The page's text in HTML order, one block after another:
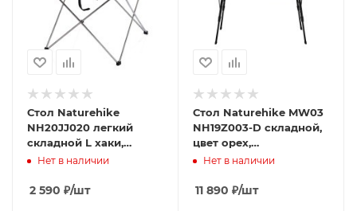
Стол Naturehike
NH20JJ020 легкий
складной L хаки,
6927595763438
Нет в наличии
2 590 ₽/шт
Стол Naturehike MW03
NH19Z003-D складной,
цвет орех,
6927595798072
Нет в наличии
11 890 ₽/шт